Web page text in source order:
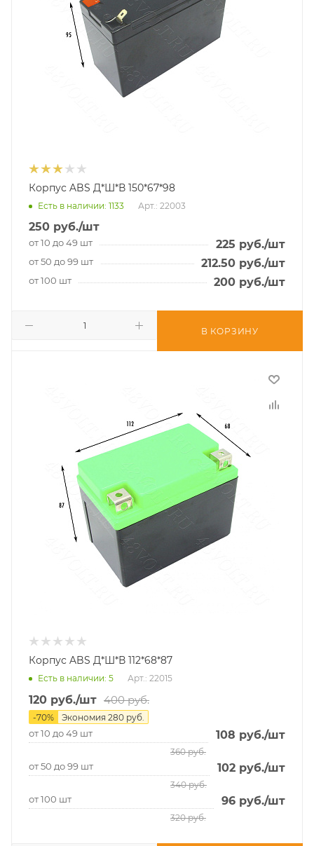
Корпус ABS Д*Ш*В 150*67*98
Есть в наличии: 1133 Арт.: 22003
250 руб./шт
от 10 до 49 шт 225 руб./шт
от 50 до 99 шт 212.50 руб./шт
от 100 шт 200 руб./шт
В КОРЗИНУ
Корпус ABS Д*Ш*В 112*68*87
Есть в наличии: 5 Арт.: 22015
120 руб./шт 400руб.
-70% Экономия 280 руб.
от 10 до 49 шт 108 руб./шт
360руб.
от 50 до 99 шт 102 руб./шт
340руб.
от 100 шт 96 руб./шт
320руб.